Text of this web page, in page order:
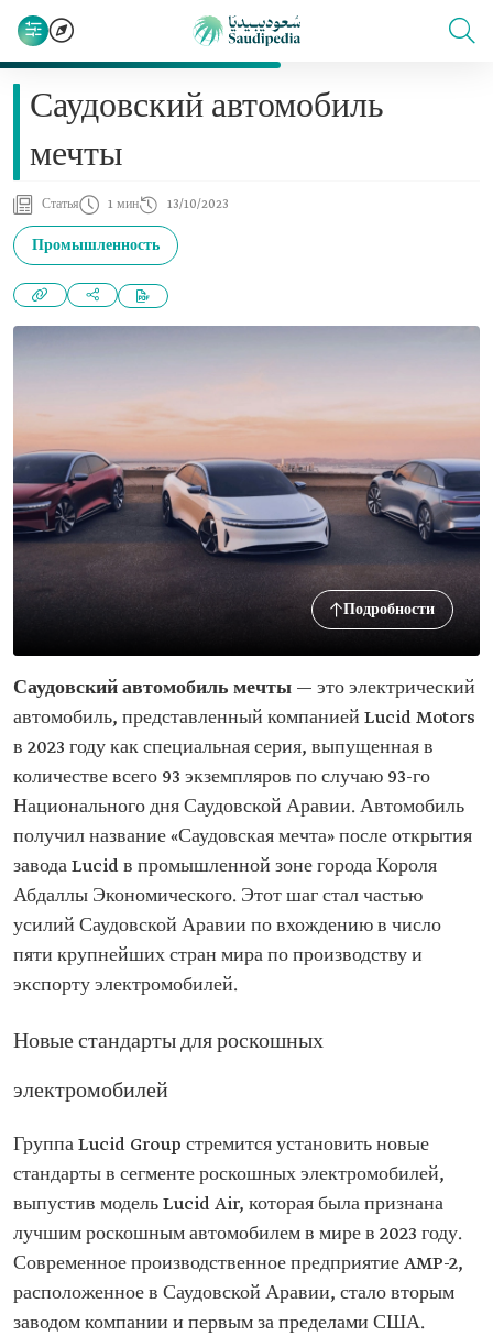
Саудовский автомобиль
мечты
Статья 1 мин 13/10/2023
Промышленность
Подробности
Саудовский автомобиль мечты — это электрический
автомобиль, представленный компанией Lucid Motors
в 2023 году как специальная серия, выпущенная в
количестве всего 93 экземпляров по случаю 93-го
Национального дня Саудовской Аравии. Автомобиль
получил название «Саудовская мечта» после открытия
завода Lucid в промышленной зоне города Короля
Абдаллы Экономического. Этот шаг стал частью
усилий Саудовской Аравии по вхождению в число
пяти крупнейших стран мира по производству и
экспорту электромобилей.
Новые стандарты для роскошных
электромобилей
Группа Lucid Group стремится установить новые
стандарты в сегменте роскошных электромобилей,
выпустив модель Lucid Air, которая была признана
лучшим роскошным автомобилем в мире в 2023 году.
Современное производственное предприятие AMP-2,
расположенное в Саудовской Аравии, стало вторым
заводом компании и первым за пределами США.